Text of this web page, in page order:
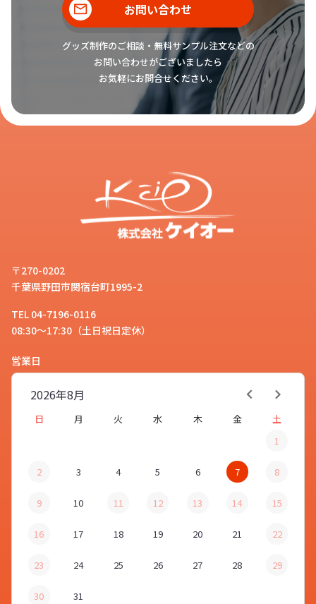
お問い合わせ
グッズ制作のご相談・無料サンプル注文などの
お問い合わせがございましたら
お気軽にお問合せください。
〒270-0202
千葉県野田市関宿台町1995-2
TEL 04-7196-0116
08:30～17:30（土日祝日定休）
営業日
8月
2026年
日 月 火 水 木 金
土
1
2 3 4 5 6 7 8
9 10 11 12 13 14 15
16 17 18 19 20 21 22
23 24 25 26 27 28 29
30 31